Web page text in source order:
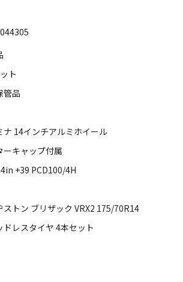
ト
管品
ナ 14インチアルミホイール
ーキャップ付属
+39 PCD100/4H
ストン ブリザック VRX2 175/70R14
ドレスタイヤ 4本セット